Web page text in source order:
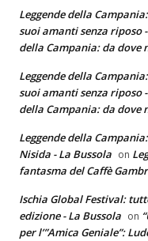
Leggende della
suoi amanti senza riposo
della Campania: da dove
Leggende della
suoi amanti senza riposo
della Campania: da dove
Leggende della
Nisida - La Bussola on
fantasma del Caffè
Ischia Global Festival:
edizione - La Bussola on
per l’”Amica Geniale”: